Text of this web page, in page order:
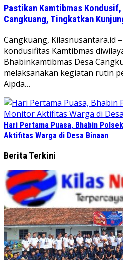
Pastikan Kamtibmas Kondusif,
Cangkuang, Tingkatkan
Cangkuang, Kilasnusantara.id
kondusifitas Kamtibmas
Bhabinkamtibmas Desa
melaksanakan kegiatan rutin
Aipda…
Hari Pertama Puasa, Bhabin
Aktifitas Warga di Desa Binaan
Berita Terkini